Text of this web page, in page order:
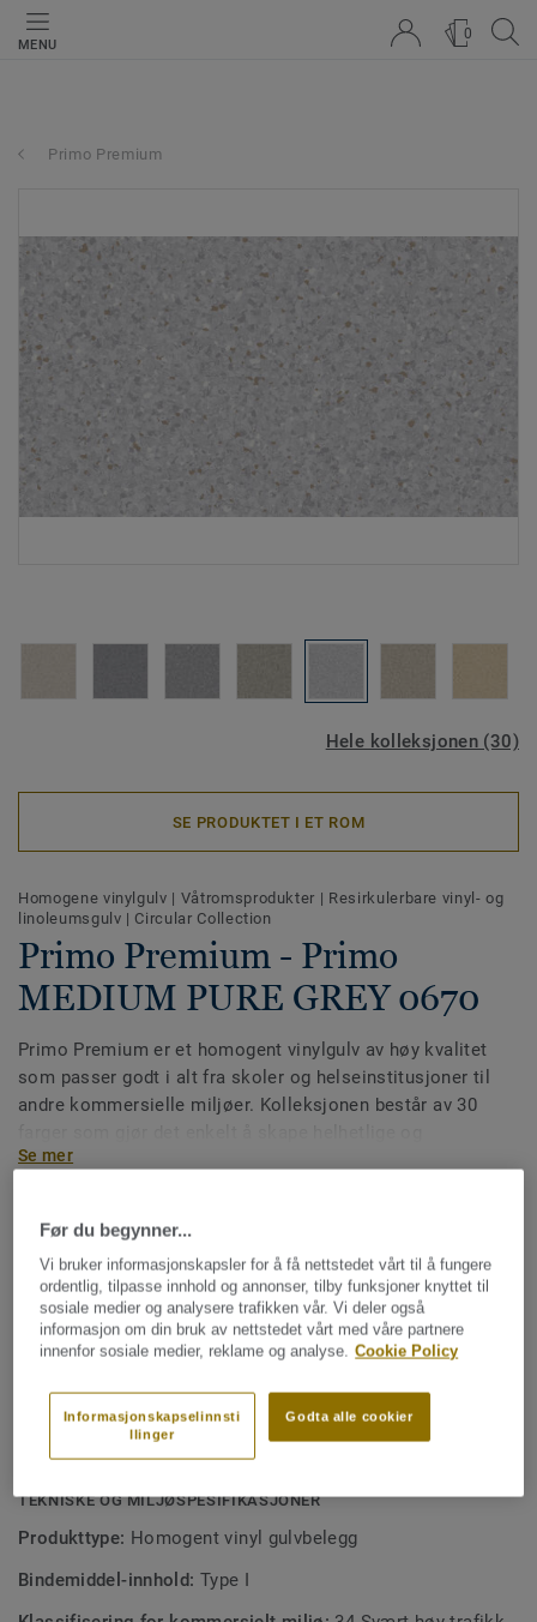
MENU
0
Primo Premium
Hele kolleksjonen (30)
SE PRODUKTET I ET ROM
Homogene vinylgulv | Våtromsprodukter | Resirkulerbare vinyl- og
linoleumsgulv | Circular Collection
Primo Premium - Primo
MEDIUM PURE GREY 0670
Primo Premium er et homogent vinylgulv av høy kvalitet
som passer godt i alt fra skoler og helseinstitusjoner til
andre kommersielle miljøer. Kolleksjonen består av 30
funksjonelle interiører. Premium Pro-overflaten gir gulvet
Se mer
NØKKELEGENSKAPER
Inneholder i gjennomsnitt 25 % resirkulert materiale
Premium Pro-overflate som gjør rengjøring enklere og
overflaten mer robust
Moderne og harmoniske farger
Acczent-chips for uendelige mulige fargekombinasjoner
Fargekoordinert sveisetråd for perfekt resultat
TEKNISKE OG MILJØSPESIFIKASJONER
Produkttype: Homogent vinyl gulvbelegg
Bindemiddel-innhold: Type I
Før du begynner...
Vi bruker informasjonskapsler for å få nettstedet vårt til å fungere
ordentlig, tilpasse innhold og annonser, tilby funksjoner knyttet til
sosiale medier og analysere trafikken vår. Vi deler også
informasjon om din bruk av nettstedet vårt med våre partnere
innenfor sosiale medier, reklame og analyse. Cookie Policy
Godta alle cookier
Informasjonskapselinnsti
llinger